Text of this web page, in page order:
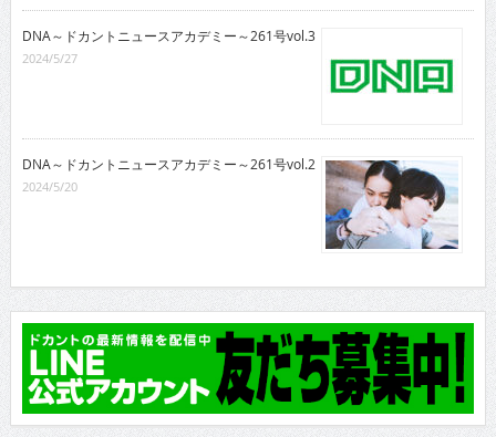
DNA～ドカントニュースアカデミー～261号vol.3
2024/5/27
DNA～ドカントニュースアカデミー～261号vol.2
2024/5/20